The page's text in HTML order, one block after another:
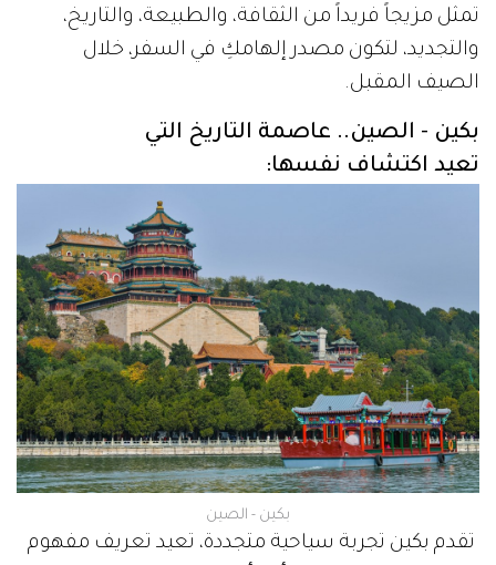
تمثل مزيجاً فريداً من الثقافة، والطبيعة، والتاريخ،
والتجديد، لتكون مصدر إلهامكِ في السفر، خلال
الصيف المقبل.
بكين - الصين.. عاصمة التاريخ التي
تعيد اكتشاف نفسها:
بكين - الصين
تقدم بكين تجربة سياحية متجددة، تعيد تعريف مفهوم